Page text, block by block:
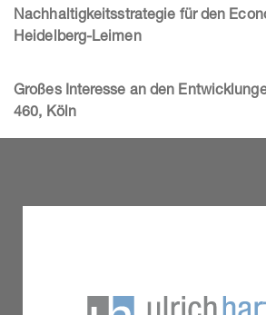
Nachhaltigkeitsstrategie für den
Heidelberg-Leimen
Großes Interesse an den
460, Köln